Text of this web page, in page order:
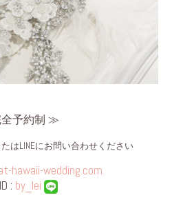
予約制 ≫
はLINEにお問い合わせください
hawaii-wedding.com
: by_lei